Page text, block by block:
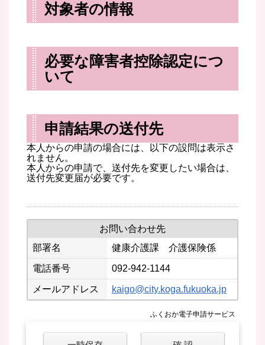
対象者の情報
必要な障害者控除認定につ
いて
申請結果の送付先
本人からの申請の場合には、以下の設問は表示さ
れません。
本人からの申請で、送付先を変更したい場合は、
送付先変更届が必要です。
お問い合わせ先
部署名
健康介護課 介護保険係
電話番号 092-942-1144
メールアドレス kaigo@city.koga.fukuoka.jp
ふくおか電子申請サービス